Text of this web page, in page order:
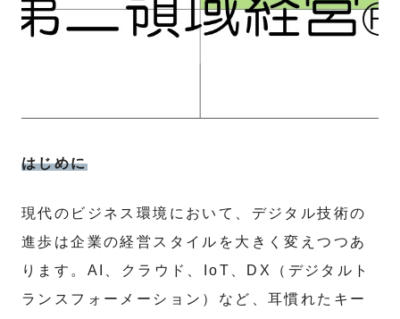
はじめに
現代のビジネス環境において、デジタル技術の
進歩は企業の経営スタイルを大きく変えつつあ
ります。AI、クラウド、IoT、DX（デジタルト
ランスフォーメーション）など、耳慣れたキー